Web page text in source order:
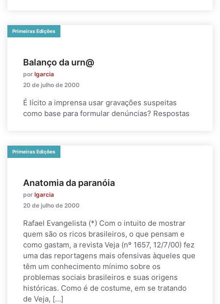
Primeiras Edições
Balanço da urn@
por lgarcia
20 de julho de 2000
É lícito a imprensa usar gravações suspeitas
como base para formular denúncias? Respostas
Primeiras Edições
Anatomia da paranóia
por lgarcia
20 de julho de 2000
Rafael Evangelista (*) Com o intuito de mostrar
quem são os ricos brasileiros, o que pensam e
como gastam, a revista Veja (nº 1657, 12/7/00) fez
uma das reportagens mais ofensivas àqueles que
têm um conhecimento mínimo sobre os
problemas sociais brasileiros e suas origens
históricas. Como é de costume, em se tratando
de Veja, […]